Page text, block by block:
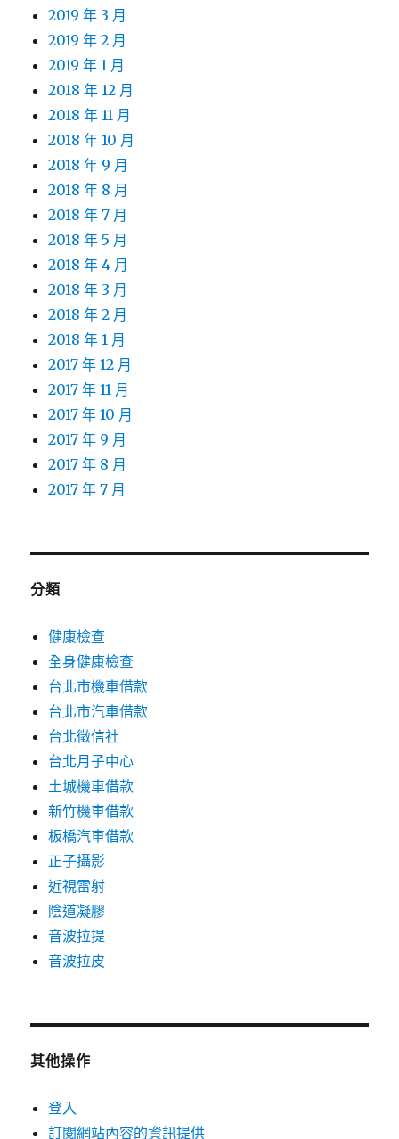
2019 年 3 月
2019 年 2 月
2019 年 1 月
2018 年 12 月
2018 年 11 月
2018 年 10 月
2018 年 9 月
2018 年 8 月
2018 年 7 月
2018 年 5 月
2018 年 4 月
2018 年 3 月
2018 年 2 月
2018 年 1 月
2017 年 12 月
2017 年 11 月
2017 年 10 月
2017 年 9 月
2017 年 8 月
2017 年 7 月
分類
健康檢查
全身健康檢查
台北市機車借款
台北市汽車借款
台北徵信社
台北月子中心
土城機車借款
新竹機車借款
板橋汽車借款
正子攝影
近視雷射
陰道凝膠
音波拉提
音波拉皮
其他操作
登入
訂閱網站內容的資訊提供